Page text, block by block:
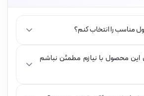
مناسب را انتخاب کنم؟
این محصول با نیازم مطمئن نباشم